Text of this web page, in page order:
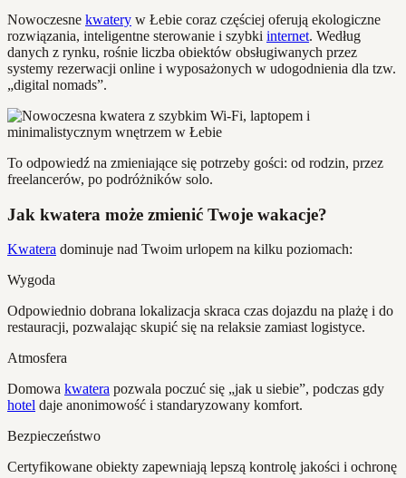
Nowoczesne kwatery w Łebie coraz częściej oferują ekologiczne
rozwiązania, inteligentne sterowanie i szybki internet. Według
danych z rynku, rośnie liczba obiektów obsługiwanych przez
systemy rezerwacji online i wyposażonych w udogodnienia dla tzw.
„digital nomads”.
To odpowiedź na zmieniające się potrzeby gości: od rodzin, przez
freelancerów, po podróżników solo.
Jak kwatera może zmienić Twoje wakacje?
Kwatera dominuje nad Twoim urlopem na kilku poziomach:
Wygoda
Odpowiednio dobrana lokalizacja skraca czas dojazdu na plażę i do
restauracji, pozwalając skupić się na relaksie zamiast logistyce.
Atmosfera
Domowa kwatera pozwala poczuć się „jak u siebie”, podczas gdy
hotel daje anonimowość i standaryzowany komfort.
Bezpieczeństwo
Certyfikowane obiekty zapewniają lepszą kontrolę jakości i ochronę